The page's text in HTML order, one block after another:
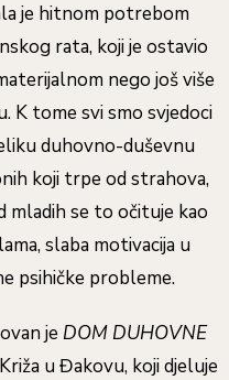
je hitnom potrebom
rata, koji je ostavio
nego još više
K tome svi smo svjedoci
duhovno-duševnu
koji trpe od strahova,
mladih se to očituje kao
slaba motivacija u
psihičke probleme.
je DOM DUHOVNE
u Đakovu, koji djeluje